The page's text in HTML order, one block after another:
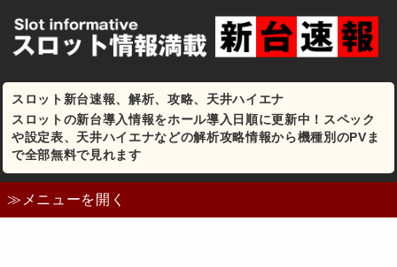
スロット新台速報、解析、攻略、天井ハイエナ
スロットの新台導入情報をホール導入日順に更新中！スペック
や設定表、天井ハイエナなどの解析攻略情報から機種別のPVま
で全部無料で見れます
≫メニューを開く